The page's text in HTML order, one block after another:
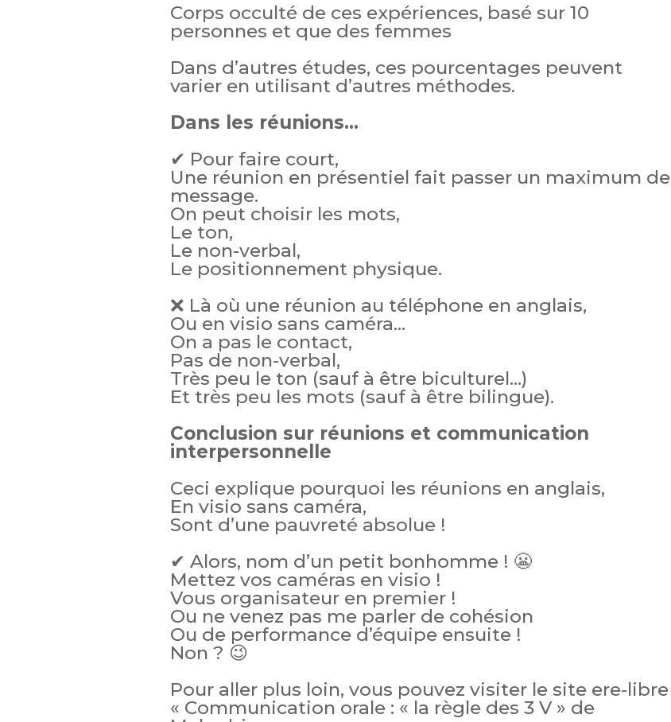
Corps occulté de ces expériences, basé sur 10
personnes et que des femmes
Dans d’autres études, ces pourcentages peuvent
varier en utilisant d’autres méthodes.
Dans les réunions…
✔ Pour faire court,
Une réunion en présentiel fait passer un maximum de
message.
On peut choisir les mots,
Le ton,
Le non-verbal,
Le positionnement physique.
❌ Là où une réunion au téléphone en anglais,
Ou en visio sans caméra…
On a pas le contact,
Pas de non-verbal,
Très peu le ton (sauf à être biculturel…)
Et très peu les mots (sauf à être bilingue).
Conclusion sur réunions et communication
interpersonnelle
Ceci explique pourquoi les réunions en anglais,
En visio sans caméra,
Sont d’une pauvreté absolue !
✔ Alors, nom d’un petit bonhomme ! 😬
Mettez vos caméras en visio !
Vous organisateur en premier !
Ou ne venez pas me parler de cohésion
Ou de performance d’équipe ensuite !
Non ? 😉
Pour aller plus loin, vous pouvez visiter le site ere-libre
« Communication orale : « la règle des 3 V » de